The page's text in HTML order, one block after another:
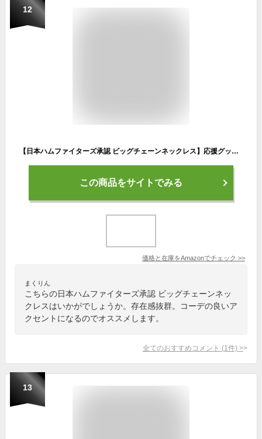
12
【日本ハムファイターズ承認 ビッグチェーンネックレス】応援グッズ 推し活グッズ プロ野球グッズ 限定グッズ 日本シリーズ スポーツ観戦 コーデ ファッション ネックレス 人気 試合観戦 ライセンス ビッグチェーン 北海道日本ハムファイターズ ファイターズ lovefighters 日ハム 日本ハムファイターズ (NF-2BK)
この商品をサイトでみる
価格と在庫をAmazonでチェック >>
まくりん
こちらの日本ハムファイターズ承認 ビッグチェーンネッ
クレスはいかがでしょうか。存在感抜群。コーデの良いア
クセントになるのでオススメします。
全てのおすすめコメント (1 件) >
13